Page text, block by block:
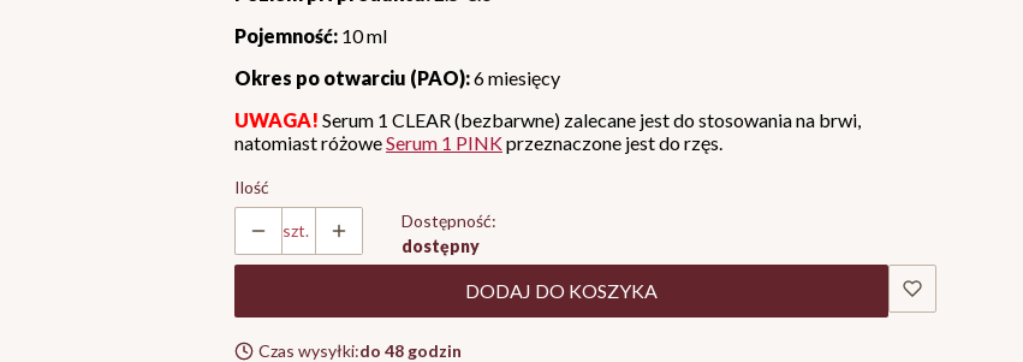
Pojemność: 10 ml
Okres po otwarciu (PAO):6 miesięcy
UWAGA! Serum 1 CLEAR (bezbarwne) zalecane jest do stosowania na brwi,
natomiast różoweSerum 1 PINKprzeznaczone jest do rzęs.
Ilość
szt.
Dostępność:
dostępny
DODAJ DO KOSZYKA
Czas wysyłki:do 48 godzin